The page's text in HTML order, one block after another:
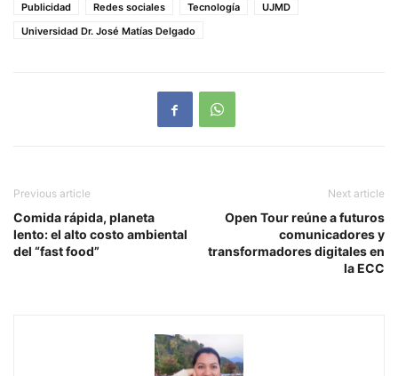
Publicidad
Redes sociales Tecnología
UJMD
Universidad Dr. José Matías Delgado
Previous article
Comida rápida, planeta
lento: el alto costo ambiental
del “fast food”
Next article
Open Tour reúne a futuros
comunicadores y
transformadores digitales en
la ECC